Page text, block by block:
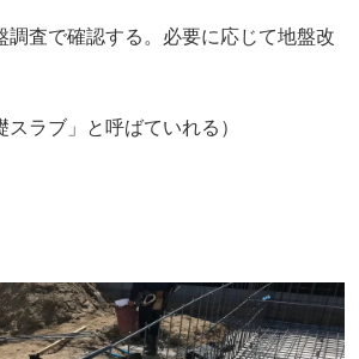
調査で確認する。必要に応じて地盤改
スラブ」と呼ばていれる）